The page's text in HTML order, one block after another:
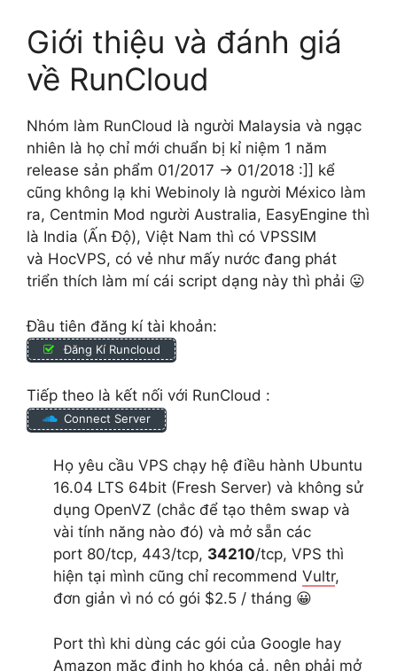
Giới thiệu và đánh giá
về RunCloud
Nhóm làm RunCloud là người Malaysia và ngạc
nhiên là họ chỉ mới chuẩn bị kỉ niệm 1 năm
release sản phẩm 01/2017 -> 01/2018 :]] kể
cũng không lạ khi Webinoly là người México làm
ra, Centmin Mod người Australia, EasyEngine thì
là India (Ấn Độ), Việt Nam thì có VPSSIM
và HocVPS, có vẻ như mấy nước đang phát
triển thích làm mí cái script dạng này thì phải 😛
Đầu tiên đăng kí tài khoản:
Đăng Kí Runcloud
Tiếp theo là kết nối với RunCloud :
Connect Server
Họ yêu cầu VPS chạy hệ điều hành Ubuntu
16.04 LTS 64bit (Fresh Server) và không sử
dụng OpenVZ (chắc để tạo thêm swap và
vài tính năng nào đó) và mở sẵn các
port 80/tcp, 443/tcp, 34210/tcp, VPS thì
hiện tại mình cũng chỉ recommend Vultr,
đơn giản vì nó có gói $2.5 / tháng 😀
Port thì khi dùng các gói của Google hay
Amazon mặc định họ khóa cả, nên phải mở